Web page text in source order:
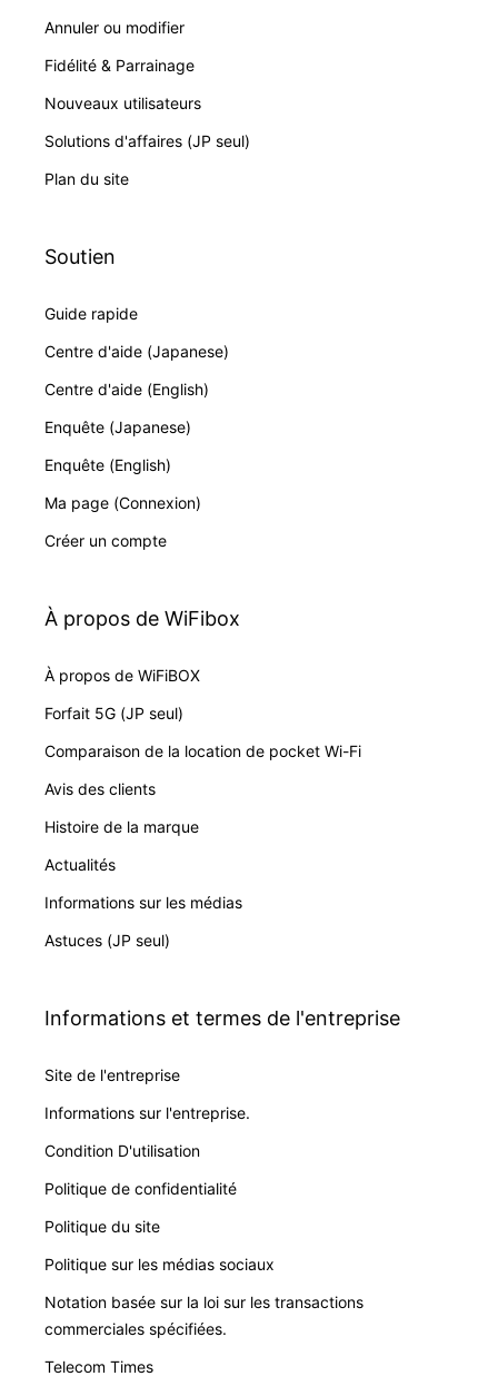
Annuler ou modifier
Fidélité & Parrainage
Nouveaux utilisateurs
Solutions d'affaires (JP seul)
Plan du site
Soutien
Guide rapide
Centre d'aide (Japanese)
Centre d'aide (English)
Enquête (Japanese)
Enquête (English)
Ma page (Connexion)
Créer un compte
À propos de WiFibox
À propos de WiFiBOX
Forfait 5G (JP seul)
Comparaison de la location de pocket Wi-Fi
Avis des clients
Histoire de la marque
Actualités
Informations sur les médias
Astuces (JP seul)
Informations et termes de l'entreprise
Site de l'entreprise
Informations sur l'entreprise.
Condition D'utilisation
Politique de confidentialité
Politique du site
Politique sur les médias sociaux
Notation basée sur la loi sur les transactions
commerciales spécifiées.
Telecom Times